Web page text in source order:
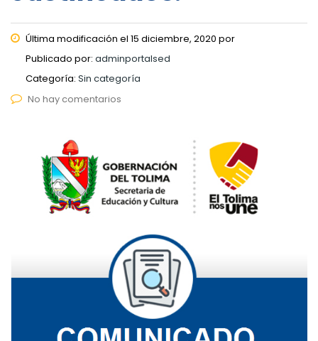
Última modificación el 15 diciembre, 2020 por
Publicado por: adminportalsed
Categoría: Sin categoría
No hay comentarios